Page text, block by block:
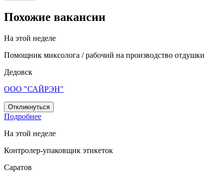
Похожие вакансии
На этой неделе
Помощник миксолога / рабочий на производство отдушки
Дедовск
ООО "САЙРЭН"
Откликнуться
Подробнее
На этой неделе
Контролер-упаковщик этикеток
Саратов